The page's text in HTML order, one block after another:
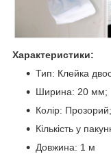
Характеристики:
Тип: Клейка
Ширина: 20 мм;
Колір: Прозорий;
Кількість у
Довжина: 1 м